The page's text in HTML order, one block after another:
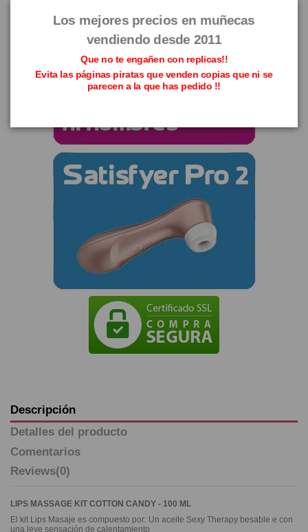
Descripción
Detalles del producto
Comentarios
Reviews(0)
LIPS MASSAGE KIT COTTON CANDY - 100 ML
El kit Lips Masaje es compuesto por: Un aceite Sexy Therapy besable e con
una leve sensación de calentamiento
Los mejores precios en muñecas
vendiendo desde 2011
Que no te engañen con replicas!!
Evita las páginas piratas que venden copias que ni se
parecen a la que has pedido !!